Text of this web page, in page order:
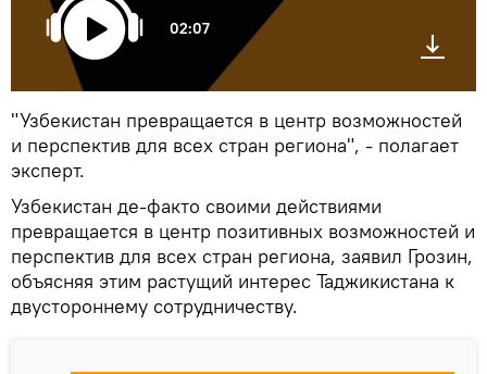
02:07
"Узбекистан превращается в центр возможностей
и перспектив для всех стран региона", - полагает
эксперт.
Узбекистан де-факто своими действиями
превращается в центр позитивных возможностей и
перспектив для всех стран региона, заявил Грозин,
объясняя этим растущий интерес Таджикистана к
двустороннему сотрудничеству.